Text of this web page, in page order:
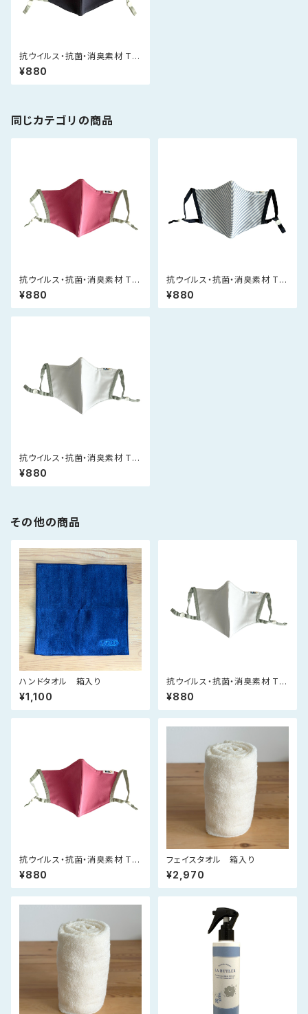
抗ウイルス・抗菌・消臭素材 Tio
Tioプレミアムマスク（紺）
¥880
同じカテゴリの商品
抗ウイルス・抗菌・消臭素材 Tio
Tioプレミアムマスク（ピンク）
¥880
抗ウイルス・抗菌・消臭素材 Tio
Tioプレミアムマスク（ストライ
プ）
¥880
抗ウイルス・抗菌・消臭素材 Tio
Tioプレミアムマスク（白）
¥880
その他の商品
ハンドタオル 箱入り
¥1,100
抗ウイルス・抗菌・消臭素材 Tio
Tioプレミアムマスク（白）
¥880
抗ウイルス・抗菌・消臭素材 Tio
Tioプレミアムマスク（ピンク）
¥880
フェイスタオル 箱入り
¥2,970